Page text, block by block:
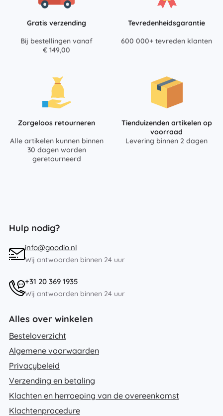
Gratis verzending
Bij bestellingen vanaf
€ 149,00
Tevredenheidsgarantie
600 000+ tevreden klanten
Zorgeloos retourneren
Alle artikelen kunnen binnen
30 dagen worden
geretourneerd
Tienduizenden artikelen op
voorraad
Levering binnen 2 dagen
Hulp nodig?
info@goodio.nl
Wij antwoorden binnen 24 uur
+31 20 369 1935
Wij antwoorden binnen 24 uur
Alles over winkelen
Besteloverzicht
Algemene voorwaarden
Privacybeleid
Verzending en betaling
Klachten en herroeping van de overeenkomst
Klachtenprocedure